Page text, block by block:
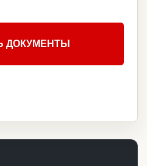
ДОКУМЕНТЫ